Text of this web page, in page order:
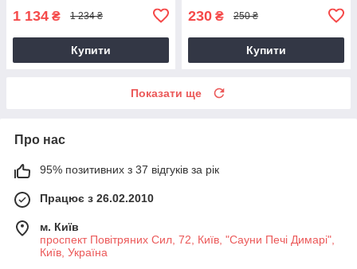
1 134 ₴ 1 234 ₴
Купити
230 ₴ 250 ₴
Купити
Показати ще
Про нас
95% позитивних з 37 відгуків за рік
Працює з 26.02.2010
м. Київ
проспект Повітряних Сил, 72, Київ, "Сауни Печі Димарі",
Київ, Україна